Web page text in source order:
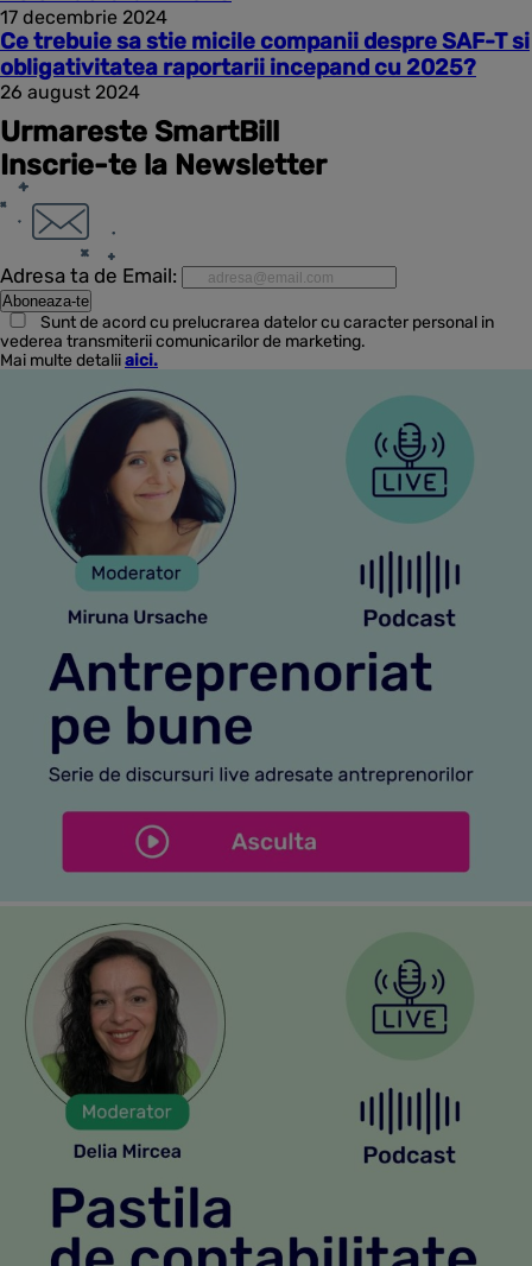
17 decembrie 2024
Ce trebuie sa stie micile companii despre SAF-T si
obligativitatea raportarii incepand cu 2025?
26 august 2024
Urmareste SmartBill
Inscrie-te la Newsletter
Adresa ta de Email:
Sunt de acord cu prelucrarea datelor cu caracter personal in
vederea transmiterii comunicarilor de marketing.
Mai multe detaliiaici.